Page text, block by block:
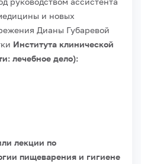
и новых
Дианы Губаревой
Института клинической
лечебное дело):
лекции по
пищеварения и гигиене